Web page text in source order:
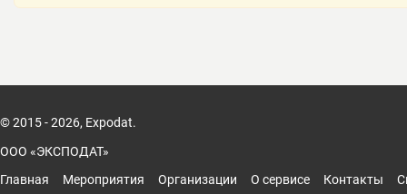
© 2015 - 2026, Expodat.
ООО «ЭКСПОДАТ»
Главная
Мероприятия Организации О сервисе Контакты